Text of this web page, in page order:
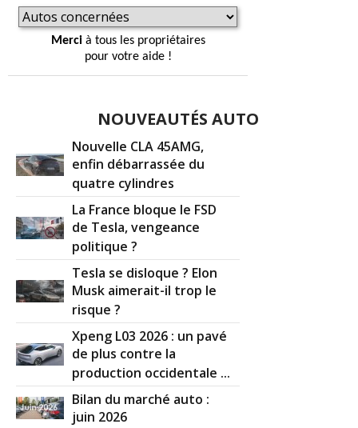
Mercià tous les propriétaires
pour votre aide !
NOUVEAUTÉS AUTO
Nouvelle CLA 45AMG,
enfin débarrassée du
quatre cylindres
La France bloque le FSD
de Tesla, vengeance
politique ?
Tesla se disloque ? Elon
Musk aimerait-il trop le
risque ?
Xpeng L03 2026 : un pavé
de plus contre la
production occidentale ...
Bilan du marché auto :
juin 2026